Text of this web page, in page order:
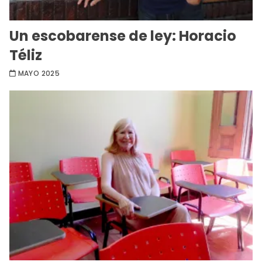
Un escobarense de ley: Horacio
Téliz
MAYO 2025